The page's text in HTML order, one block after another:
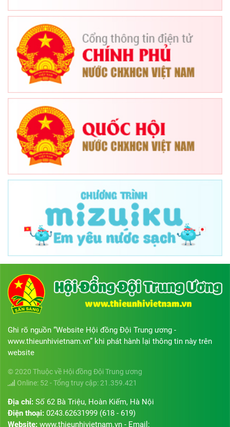
Ghi rõ nguồn “Website Hội đồng Đội Trung ương -
www.thieunhivietnam.vn” khi phát hành lại thông tin này trên
website
© 2020 Thuộc về Hội đồng Đội Trung ương
Online: 52 - Tổng truy cập: 21.359.421
Địa chỉ: Số 62 Bà Triệu, Hoàn Kiếm, Hà Nội
Điện thoại: 0243.62631999 (618 - 619)
Website: www.thieunhivietnam.vn - Email: